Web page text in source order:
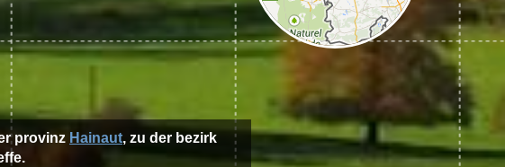
provinz Hainaut, zu der bezirk